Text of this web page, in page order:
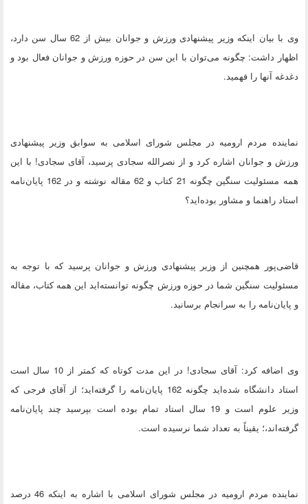
وی با بیان اینکه وزیر پیشنهادی ورزش و جوانان بیش از 62 سال سن دارد،
اظهار داشت: چگونه می‌توان با این سن در حوزه ورزش و جوانان فعال بود و
دغدغه آنها را فهمید.
نماینده مردم ارومیه در مجلس شورای اسلامی به سوابق وزیر پیشنهادی
ورزش و جوانان اشاره کرد و از نصر‌الله سجادی پرسید، آقای سجادی! با این
همه مسئولیت سنگین چگونه 21 کتاب و 62 مقاله نوشته و در 162 پایان‌نامه
استاد راهنما و مشاور بوده‌اید؟
قاضی‌پور همچنین از وزیر پیشنهادی ورزش و جوانان پرسید که با توجه به
مسئولیت سنگین شما در حوزه ورزش چگونه توانسته‌اید این همه کتاب، مقاله
و پایان‌نامه را به سرانجام برسانید.
وی اضافه کرد: آقای سجادی! در این مدت کوتاه که کمتر از 10 سال است
استاد دانشگاه شده‌اید چگونه 162 پایان‌نامه را گرفته‌اید؛ از آقای فرجی که
وزیر علوم است و 19 سال استاد تمام بوده است بپرسید چند پایان‌نامه
گرفته‌اند،؛ یقیناً به تعداد شما نرسیده است.
نماینده مردم ارومیه در مجلس شورای اسلامی با اشاره به اینکه 46 درصد